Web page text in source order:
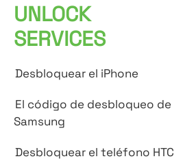
UNLOCK
SERVICES
Desbloquear el iPhone
El código de desbloqueo de
Samsung
Desbloquear el teléfono HTC